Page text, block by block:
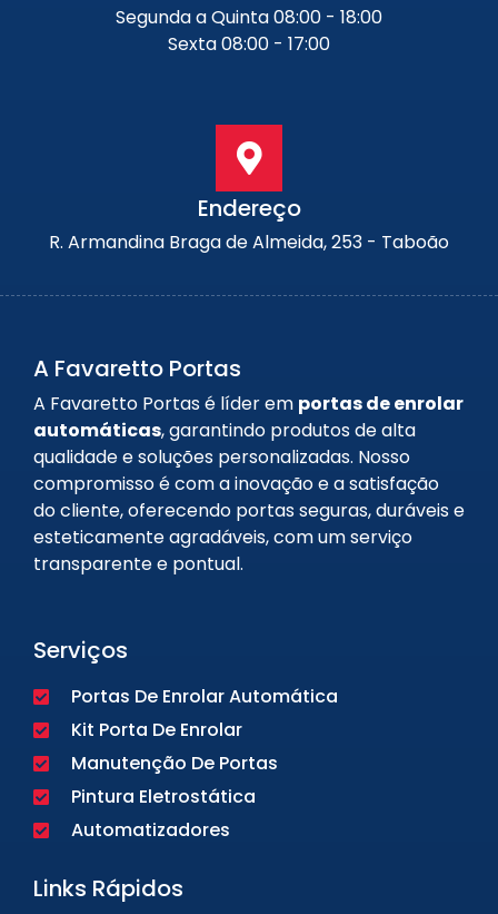
Segunda a Quinta 08:00 - 18:00
Sexta 08:00 - 17:00
Endereço
R. Armandina Braga de Almeida, 253 - Taboão
A Favaretto Portas
A Favaretto Portas é líder em portas de enrolar
automáticas, garantindo produtos de alta
qualidade e soluções personalizadas. Nosso
compromisso é com a inovação e a satisfação
do cliente, oferecendo portas seguras, duráveis e
esteticamente agradáveis, com um serviço
transparente e pontual.
Serviços
Portas De Enrolar Automática
Kit Porta De Enrolar
Manutenção De Portas
Pintura Eletrostática
Automatizadores
Links Rápidos